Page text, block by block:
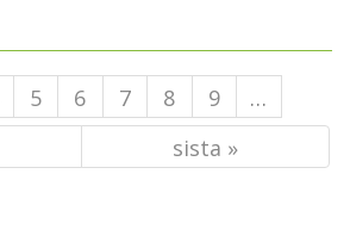
5 6 7 8 9
…
sista »